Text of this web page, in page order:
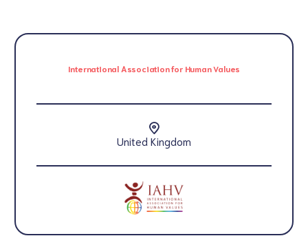
International Association for Human Values
United Kingdom